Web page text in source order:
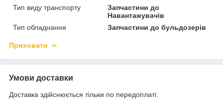
Тип виду транспорту
Запчастини до
Навантажувачів
Тип обладнання
Запчастини до бульдозерів
Приховати
Умови доставки
Доставка здійснюється тільки по передоплаті.